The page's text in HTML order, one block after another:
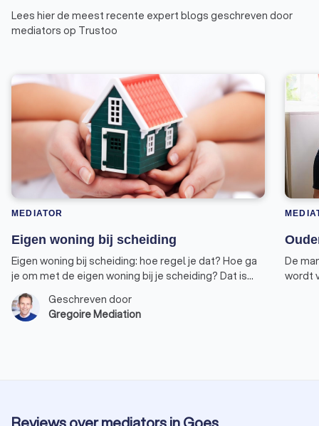
Lees hier de meest recente expert blogs geschreven door
mediators op Trustoo
MEDIATOR
Eigen woning bij scheiding
Eigen woning bij scheiding: hoe regel je dat? Hoe ga
je om met de eigen woning bij je scheiding? Dat is
een lastige. Je hebt te maken met de
eigenwoningregeling, en die is bij scheiding nogal
ingewikkeld om toe te passen.
Geschreven door
Gregoire Mediation
De
wordt